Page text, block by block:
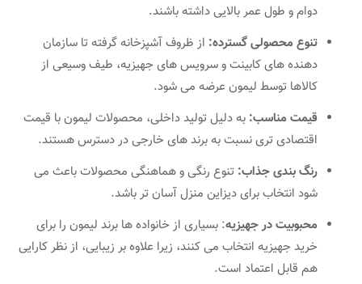
دوام و طول عمر بالایی داشته باشند.
تنوع محصولی گسترده: از ظروف آشپزخانه گرفته تا سازمان‌
دهنده‌ های کابینت و سرویس‌ های جهیزیه، طیف وسیعی از
کالاها توسط لیمون عرضه می‌ شود.
قیمت مناسب: به دلیل تولید داخلی، محصولات لیمون با قیمت
اقتصادی‌ تری نسبت به برند های خارجی در دسترس هستند.
رنگ‌ بندی جذاب: تنوع رنگی و هماهنگی محصولات باعث می‌
شود انتخاب برای دیزاین منزل آسان‌ تر باشد.
محبوبیت در جهیزیه: بسیاری از خانواده‌ ها برند لیمون را برای
خرید جهیزیه انتخاب می‌ کنند، زیرا علاوه بر زیبایی، از نظر کارایی
هم قابل اعتماد است.